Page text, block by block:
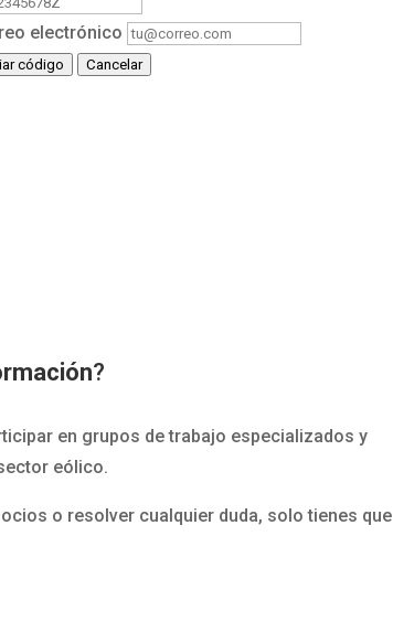
electrónico
código Cancelar
?
en grupos de trabajo especializados y
eólico.
o resolver cualquier duda, solo tienes que